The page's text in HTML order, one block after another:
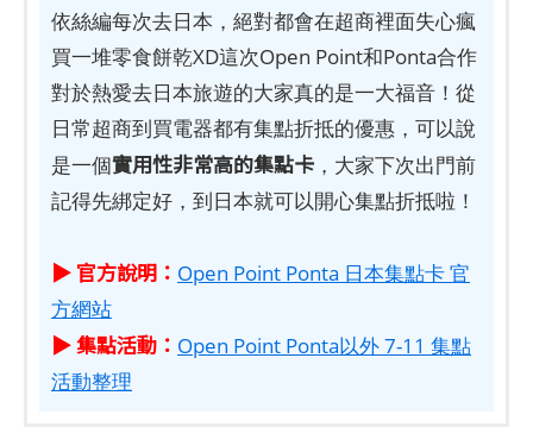
依絲編每次去日本，絕對都會在超商裡面失心瘋
買一堆零食餅乾XD這次Open Point和Ponta合作
對於熱愛去日本旅遊的大家真的是一大福音！從
日常超商到買電器都有集點折抵的優惠，可以說
是一個實用性非常高的集點卡 ，大家下次出門前
記得先綁定好，到日本就可以開心集點折抵啦！
▶ 官方說明： Open Point Ponta 日本集點卡 官
方網站
▶ 集點活動： Open Point Ponta以外 7-11 集點
活動整理